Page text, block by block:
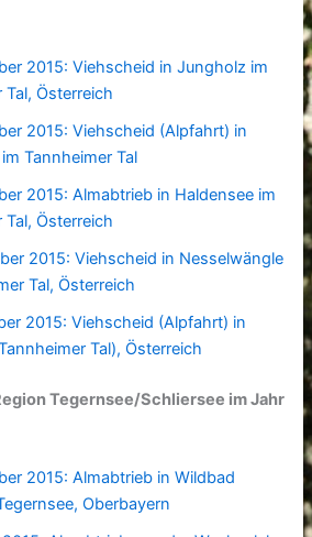
2015: Viehscheid in Jungholz im
Tal, Österreich
2015: Viehscheid (Alpfahrt) in
Tannheimer Tal
2015: Almabtrieb in Haldensee im
Tal, Österreich
2015: Viehscheid in Nesselwängle
Tal, Österreich
2015: Viehscheid (Alpfahrt) in
Tal), Österreich
Tegernsee/Schliersee im Jahr
2015: Almabtrieb in Wildbad
Oberbayern